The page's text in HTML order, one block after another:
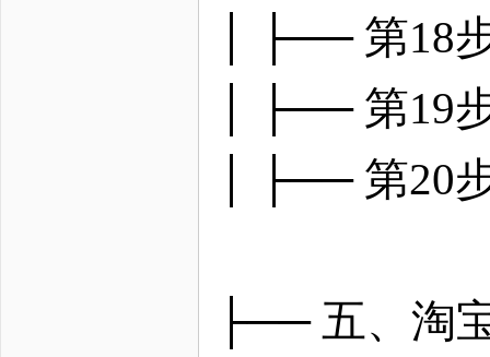
│ ├── 第18
│ ├── 第19
│ ├── 第20
├── 五、淘